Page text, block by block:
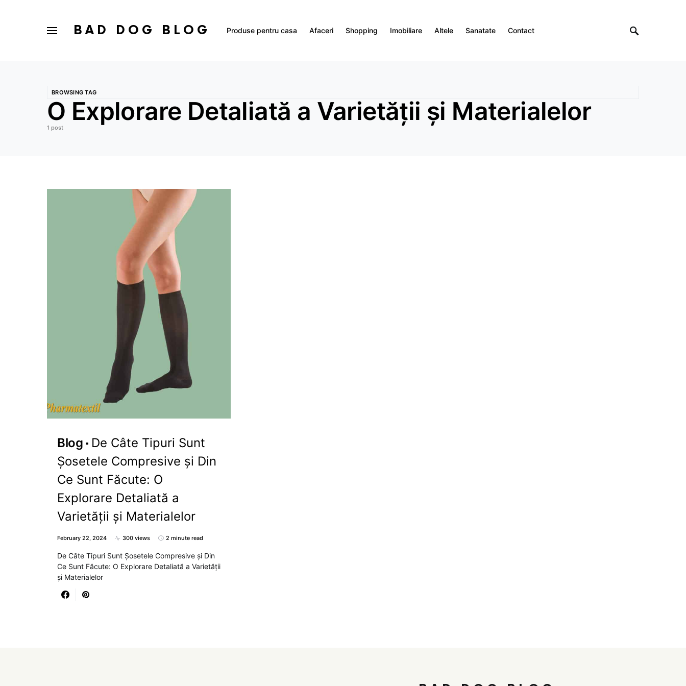
BAD DOG BLOG Produse pentru casa Afaceri Shopping Imobiliare Altele Sanatate Contact
BROWSING TAG
O Explorare Detaliată a Varietății și Materialelor
1 post
Blog
De Câte Tipuri Sunt
Șosetele Compresive și Din
Ce Sunt Făcute: O
Explorare Detaliată a
Varietății și Materialelor
February 22, 2024 300 views 2 minute read
De Câte Tipuri Sunt Șosetele Compresive și Din
Ce Sunt Făcute: O Explorare Detaliată a Varietății
și Materialelor